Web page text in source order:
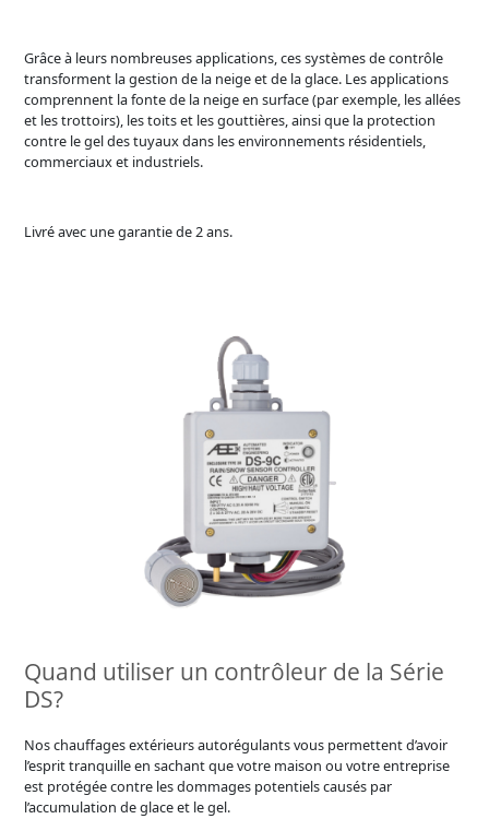
Grâce à leurs nombreuses applications, ces systèmes de contrôle
transforment la gestion de la neige et de la glace. Les applications
comprennent la fonte de la neige en surface (par exemple, les allées
et les trottoirs), les toits et les gouttières, ainsi que la protection
contre le gel des tuyaux dans les environnements résidentiels,
commerciaux et industriels.
Livré avec une garantie de 2 ans.
Quand utiliser un contrôleur de la Série
DS?
Nos chauffages extérieurs autorégulants vous permettent d’avoir
l’esprit tranquille en sachant que votre maison ou votre entreprise
est protégée contre les dommages potentiels causés par
l’accumulation de glace et le gel.